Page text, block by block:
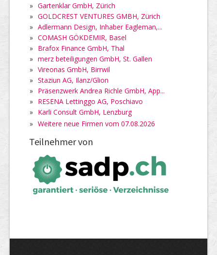
» Gartenklar GmbH, Zürich
» GOLDCREST VENTURES GMBH, Zürich
» Adlermann Design, Inhaber Eagleman,...
» COMASH GÖKDEMIR, Basel
» Brafox Finance GmbH, Thal
» merz beteiligungen GmbH, St. Gallen
» Vireonas GmbH, Birrwil
» Staziun AG, Ilanz/Glion
» Präsenzwerk Andrea Richle GmbH, App...
» RESENA Lettinggo AG, Poschiavo
» Karli Consult GmbH, Lenzburg
» Weitere neue Firmen vom 07.08.2026
Teilnehmer von